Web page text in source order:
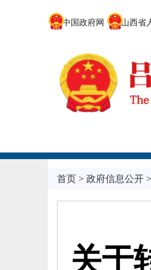
中国政府网 山西省人
首页> 政府信息公开
关于